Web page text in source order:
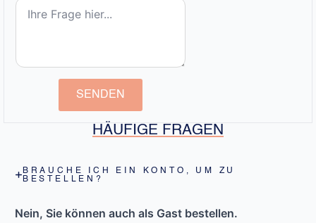
SENDEN
HÄUFIGE FRAGEN
BRAUCHE ICH EIN KONTO, UM ZU
BESTELLEN?
Nein, Sie können auch als Gast bestellen.